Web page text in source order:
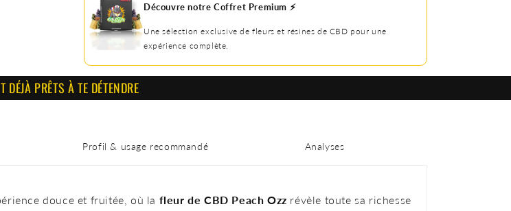
Découvre notre Coffret Premium ⚡️
Une sélection exclusive de fleurs et résines de CBD pour une
expérience complète.
À TE DÉTENDRE
Profil & usage recommandé Analyses
douce et fruitée, où la fleur de CBD Peach Ozz révèle toute sa richesse